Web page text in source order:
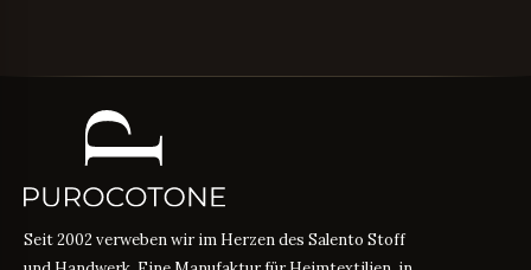
Seit 2002 verweben wir im Herzen des Salento Stoff